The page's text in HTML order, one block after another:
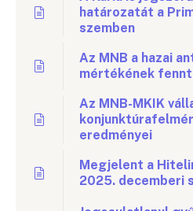
határozatát a
szemben
Az MNB a hazai
mértékének
Az MNB-MKIK
eredményei
Megjelent a
2025. decemberi